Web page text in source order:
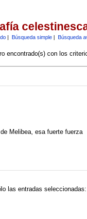
| Búsqueda simple| Búsqueda
encontrado(s) con los
Melibea, esa fuerte fuerza
las entradas seleccionadas: